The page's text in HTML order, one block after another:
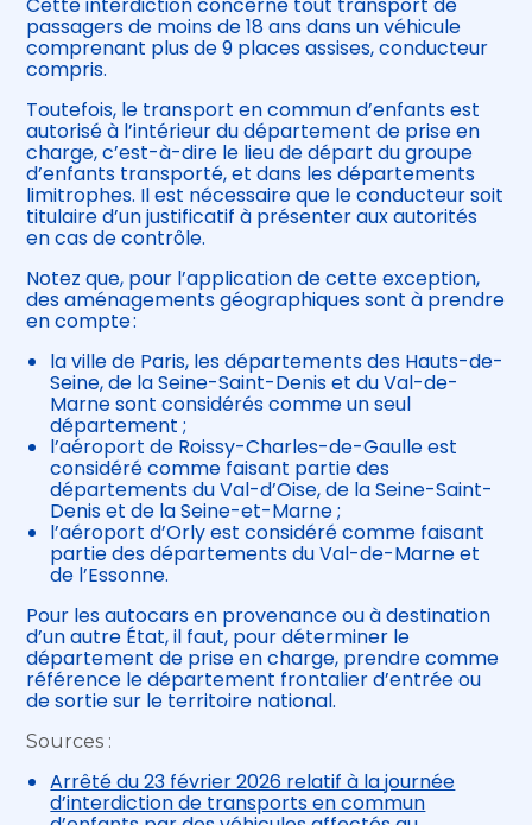
Cette interdiction concerne tout transport de
passagers de moins de 18 ans dans un véhicule
comprenant plus de 9 places assises, conducteur
compris.
Toutefois, le transport en commun d’enfants est
autorisé à l’intérieur du département de prise en
charge, c’est-à-dire le lieu de départ du groupe
d’enfants transporté, et dans les départements
limitrophes. Il est nécessaire que le conducteur soit
titulaire d’un justificatif à présenter aux autorités
en cas de contrôle.
Notez que, pour l’application de cette exception,
des aménagements géographiques sont à prendre
en compte :
la ville de Paris, les départements des Hauts-de-
Seine, de la Seine-Saint-Denis et du Val-de-
Marne sont considérés comme un seul
département ;
l’aéroport de Roissy-Charles-de-Gaulle est
considéré comme faisant partie des
départements du Val-d’Oise, de la Seine-Saint-
Denis et de la Seine-et-Marne ;
l’aéroport d’Orly est considéré comme faisant
partie des départements du Val-de-Marne et
de l’Essonne.
Pour les autocars en provenance ou à destination
d’un autre État, il faut, pour déterminer le
département de prise en charge, prendre comme
référence le département frontalier d’entrée ou
de sortie sur le territoire national.
Sources :
Arrêté du 23 février 2026 relatif à la journée
d’interdiction de transports en commun